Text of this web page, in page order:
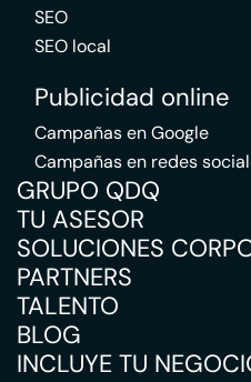
SEO
SEO local
Publicidad online
Campañas en Google
Campañas en redes
GRUPO QDQ
TU ASESOR
SOLUCIONES
PARTNERS
TALENTO
BLOG
INCLUYE TU